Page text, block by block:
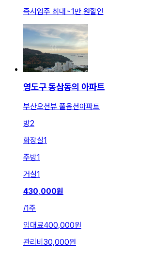
즉시입주 최대~1만 원할인
영도구 동삼동의 아파트
부산오션뷰 풀옵션아파트
방2
화장실1
주방1
거실1
430,000원
/1주
임대료400,000원
관리비 30,000원